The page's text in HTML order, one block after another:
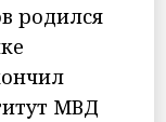
родился
МВД